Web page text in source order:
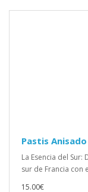
Pastis
La Esencia del
sur de Francia con
15.00€